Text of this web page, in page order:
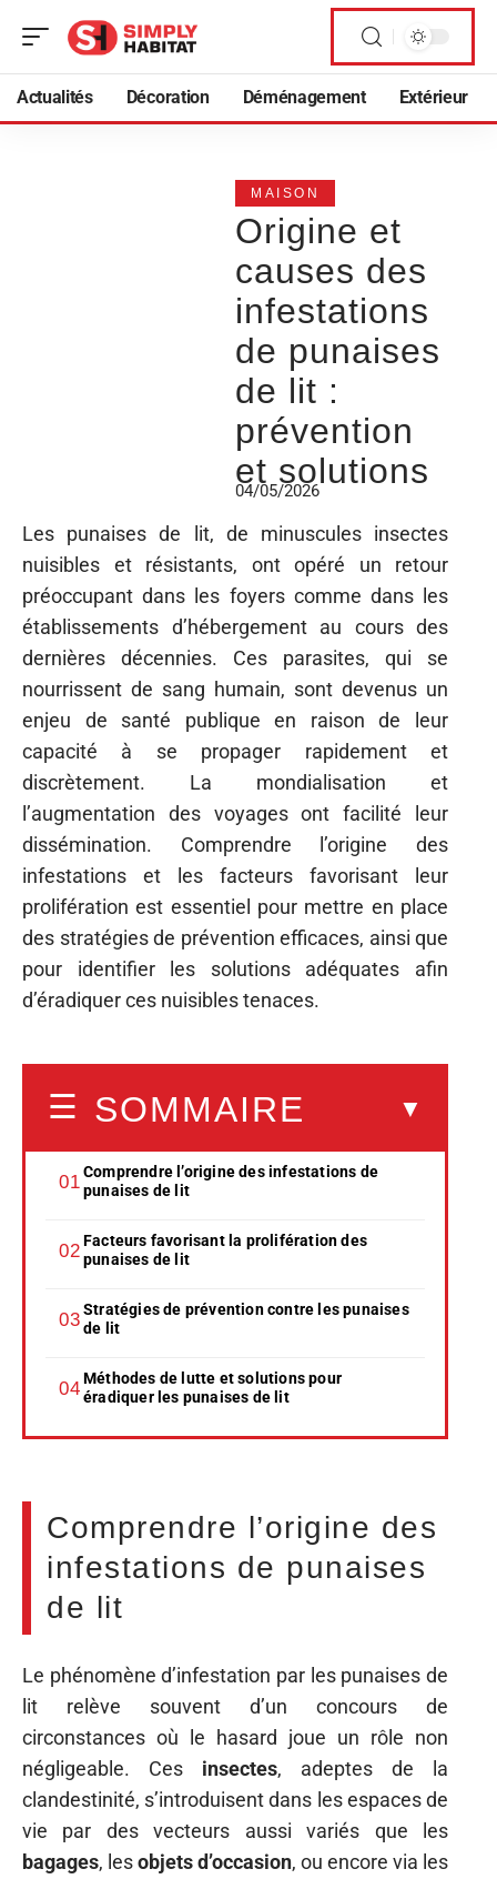
Actualités Décoration Déménagement Extérieur
MAISON
Origine et
causes des
infestations
de punaises
de lit :
prévention
et solutions
04/05/2026
Les punaises de lit, de minuscules insectes
nuisibles et résistants, ont opéré un retour
préoccupant dans les foyers comme dans les
établissements d’hébergement au cours des
dernières décennies. Ces parasites, qui se
nourrissent de sang humain, sont devenus un
enjeu de santé publique en raison de leur
capacité à se propager rapidement et
discrètement. La mondialisation et
l’augmentation des voyages ont facilité leur
dissémination. Comprendre l’origine des
infestations et les facteurs favorisant leur
prolifération est essentiel pour mettre en place
des stratégies de prévention efficaces, ainsi que
pour identifier les solutions adéquates afin
d’éradiquer ces nuisibles tenaces.
SOMMAIRE
Comprendre l’origine des infestations de
punaises de lit
Facteurs favorisant la prolifération des
punaises de lit
Stratégies de prévention contre les punaises
de lit
Méthodes de lutte et solutions pour
éradiquer les punaises de lit
Comprendre l’origine des
infestations de punaises
de lit
Le phénomène d’infestation par les punaises de
lit relève souvent d’un concours de
circonstances où le hasard joue un rôle non
négligeable. Ces insectes, adeptes de la
clandestinité, s’introduisent dans les espaces de
vie par des vecteurs aussi variés que les
bagages, lesobjets d’occasion, ou encore via les